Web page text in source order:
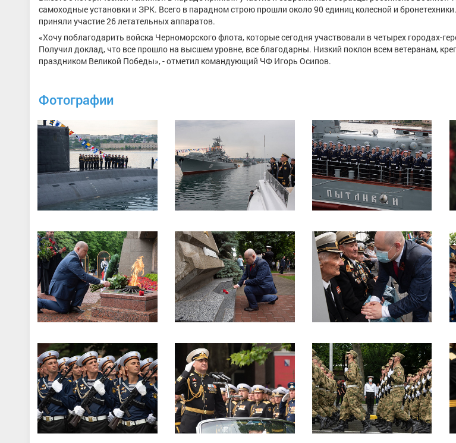
самоходные установки и ЗРК. Всего в парадном строю прошли около 90 единиц колесной и
приняли участие 26 летательных аппаратов.
«Хочу поблагодарить войска Черноморского флота, которые сегодня участвовали в четырех городах-
Получил доклад, что все прошло на высшем уровне, все благодарны. Низкий поклон всем ветеранам,
праздником Великой Победы», - отметил командующий ЧФ Игорь Осипов.
Фотографии